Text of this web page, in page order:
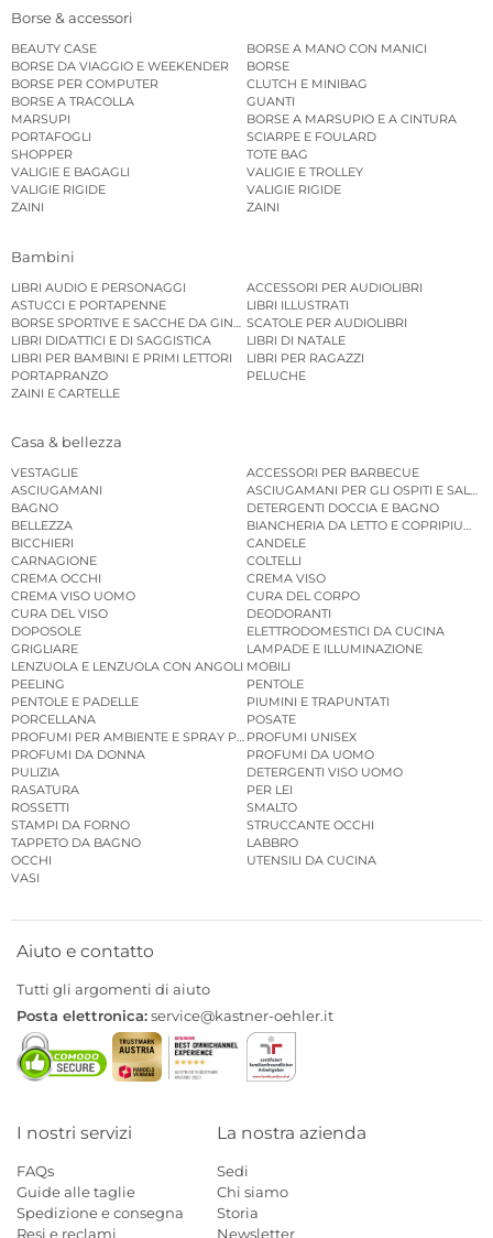
Borse & accessori
BEAUTY CASE
BORSE A MANO CON MANICI
BORSE DA VIAGGIO E WEEKENDER
BORSE
BORSE PER COMPUTER
CLUTCH E MINIBAG
BORSE A TRACOLLA
GUANTI
MARSUPI
BORSE A MARSUPIO E A CINTURA
PORTAFOGLI
SCIARPE E FOULARD
SHOPPER
TOTE BAG
VALIGIE E BAGAGLI
VALIGIE E TROLLEY
VALIGIE RIGIDE
VALIGIE RIGIDE
ZAINI
ZAINI
Bambini
LIBRI AUDIO E PERSONAGGI
ACCESSORI PER AUDIOLIBRI
ASTUCCI E PORTAPENNE
LIBRI ILLUSTRATI
BORSE SPORTIVE E SACCHE DA GINNASTICASCATOLE PER AUDIOLIBRI
LIBRI DIDATTICI E DI SAGGISTICA
LIBRI DI NATALE
LIBRI PER BAMBINI E PRIMI LETTORI
LIBRI PER RAGAZZI
PORTAPRANZO
PELUCHE
ZAINI E CARTELLE
Casa & bellezza
VESTAGLIE
ACCESSORI PER BARBECUE
ASCIUGAMANI
ASCIUGAMANI PER GLI OSPITI E
BAGNO
DETERGENTI DOCCIA E BAGNO
BELLEZZA
BIANCHERIA DA LETTO E COPRIPIUMINI
BICCHIERI
CANDELE
CARNAGIONE
COLTELLI
CREMA OCCHI
CREMA VISO
CREMA VISO UOMO
CURA DEL CORPO
CURA DEL VISO
DEODORANTI
DOPOSOLE
ELETTRODOMESTICI DA CUCINA
GRIGLIARE
LAMPADE E ILLUMINAZIONE
LENZUOLA E LENZUOLA CON ANGOLI MOBILI
PEELING
PENTOLE
PENTOLE E PADELLE
PIUMINI E TRAPUNTATI
PORCELLANA
POSATE
PROFUMI PER AMBIENTE E SPRAY PER AMBIENTE
PROFUMI UNISEX
PROFUMI DA DONNA
PROFUMI DA UOMO
PULIZIA
DETERGENTI VISO UOMO
RASATURA
PER LEI
ROSSETTI
SMALTO
STAMPI DA FORNO
STRUCCANTE OCCHI
TAPPETO DA BAGNO
LABBRO
OCCHI
UTENSILI DA CUCINA
VASI
Aiuto e contatto
Tutti gli argomenti di aiuto
Posta elettronica:service@kastner-oehler.it
I nostri servizi
FAQs
Guide alle taglie
Spedizione e consegna
Resi e reclami
La nostra azienda
Sedi
Chi siamo
Storia
Newsletter